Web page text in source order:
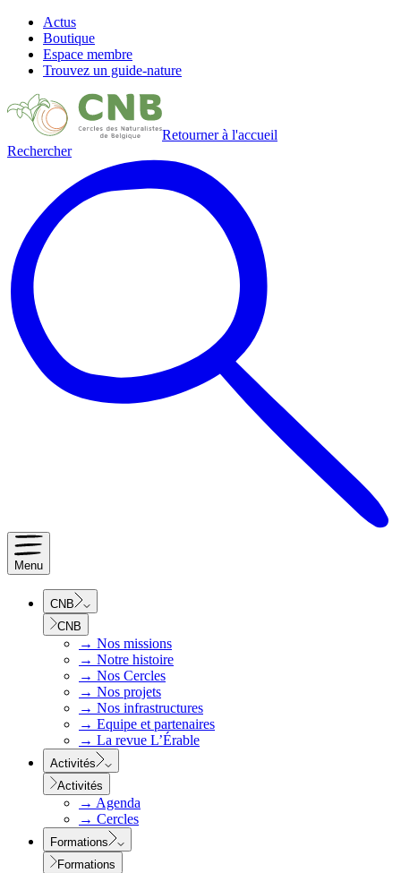
Actus
Boutique
Espace membre
Trouvez un guide-nature
Retourner à l'accueil
Rechercher
Menu
CNB
CNB
→ Nos missions
→ Notre histoire
→ Nos Cercles
→ Nos projets
→ Nos infrastructures
→ Equipe et partenaires
→ La revue L’Érable
Activités
Activités
→ Agenda
→ Cercles
Formations
Formations